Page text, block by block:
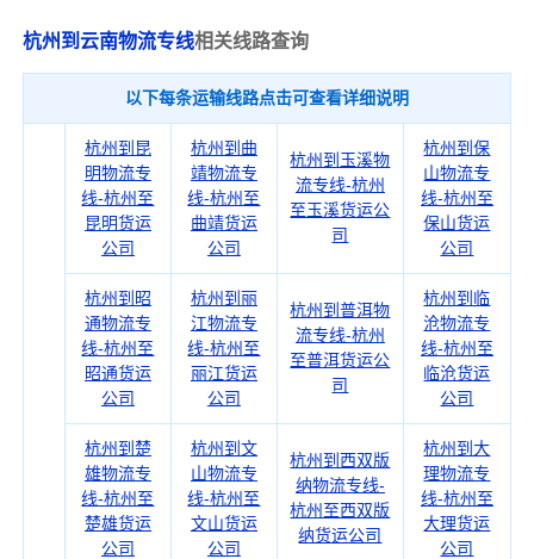
杭州到云南物流专线相关线路查询
以下每条运输线路点击可查看详细说明
杭州到昆
明物流专
线-杭州至
昆明货运
公司
杭州到曲
靖物流专
线-杭州至
曲靖货运
公司
杭州到玉溪物
流专线-杭州
至玉溪货运公
司
杭州到保
山物流专
线-杭州至
保山货运
公司
杭州到昭
通物流专
线-杭州至
昭通货运
公司
杭州到丽
江物流专
线-杭州至
丽江货运
公司
杭州到普洱物
流专线-杭州
至普洱货运公
司
杭州到临
沧物流专
线-杭州至
临沧货运
公司
杭州到楚
雄物流专
线-杭州至
楚雄货运
公司
杭州到文
山物流专
线-杭州至
文山货运
公司
杭州到西双版
纳物流专线-
杭州至西双版
纳货运公司
杭州到大
理物流专
线-杭州至
大理货运
公司